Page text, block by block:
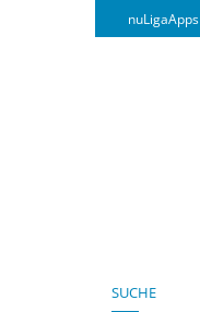
nuLigaApps
SUCHE